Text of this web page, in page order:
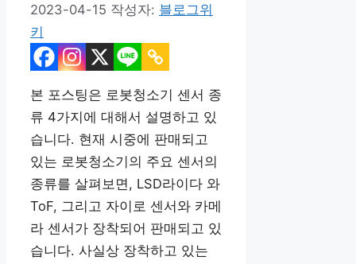
2023-04-15 작성자: 블로그위
키
본 포스팅은 로봇청소기 센서 종
류 4가지에 대해서 설명하고 있
습니다. 현재 시중에 판매되고
있는 로봇청소기의 주요 센서의
종류를 살펴보면, LSD라이다 와
ToF, 그리고 자이로 센서와 카메
라 센서가 장착되어 판매되고 있
습니다. 사실상 장착하고 있는